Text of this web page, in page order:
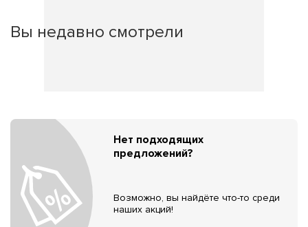
Вы недавно смотрели
Нет подходящих
предложений?
Возможно, вы найдёте что-то среди
наших акций!